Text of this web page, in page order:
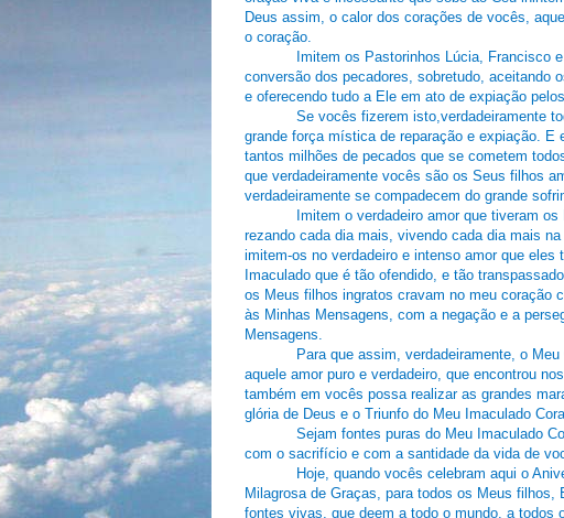
Deus assim, o calor dos corações de vocês,
o coração.
Imitem os Pastorinhos Lúcia, Francisco
conversão dos pecadores, sobretudo, aceitando
e oferecendo tudo a Ele em ato de expiação
Se vocês fizerem isto,verdadeiramente
grande força mística de reparação e expiação. E
tantos milhões de pecados que se cometem
que verdadeiramente vocês são os Seus filhos
verdadeiramente se compadecem do grande
Imitem o verdadeiro amor que tiveram
rezando cada dia mais, vivendo cada dia mais
imitem-os no verdadeiro e intenso amor que
Imaculado que é tão ofendido, e tão
os Meus filhos ingratos cravam no meu coração
às Minhas Mensagens, com a negação e a
Mensagens.
Para que assim, verdadeiramente, o
aquele amor puro e verdadeiro, que encontrou
também em vocês possa realizar as grandes
glória de Deus e o Triunfo do Meu Imaculado
Sejam fontes puras do Meu Imaculado
com o sacrifício e com a santidade da vida de
Hoje, quando vocês celebram aqui o
Milagrosa de Graças, para todos os Meus
fontes vivas, que deem a todo o mundo, a todos